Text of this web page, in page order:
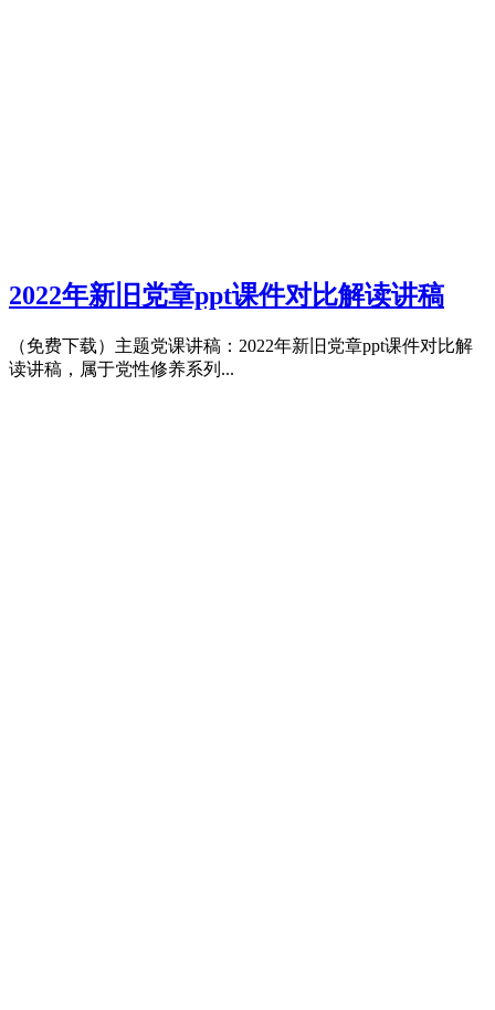
2022年新旧党章ppt课件对比解读讲稿
（免费下载）主题党课讲稿：2022年新旧党章ppt课件对比解
读讲稿，属于党性修养系列...